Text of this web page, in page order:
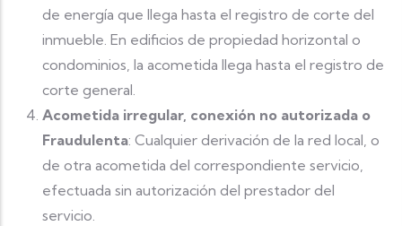
de energía que llega hasta el registro de corte del
inmueble. En edificios de propiedad horizontal o
condominios, la acometida llega hasta el registro de
corte general.
Acometida irregular, conexión no autorizada o
Fraudulenta: Cualquier derivación de la red local, o
de otra acometida del correspondiente servicio,
efectuada sin autorización del prestador del
servicio.